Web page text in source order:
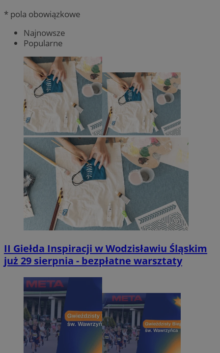
* pola obowiązkowe
Najnowsze
Popularne
II Giełda Inspiracji w Wodzisławiu Śląskim
już 29 sierpnia - bezpłatne warsztaty